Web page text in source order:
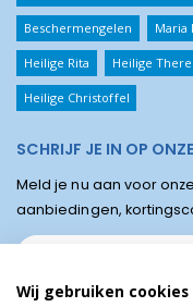
Beschermengelen Maria
Heilige Rita Heilige
Heilige Christoffel
SCHRIJF JE IN OP
Meld je nu aan voor
aanbiedingen,
Wij gebruiken